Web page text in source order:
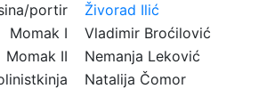
portir
Živorad Ilić
Momak I
Vladimir Broćilović
Momak II
Nemanja Leković
Natalija Čomor